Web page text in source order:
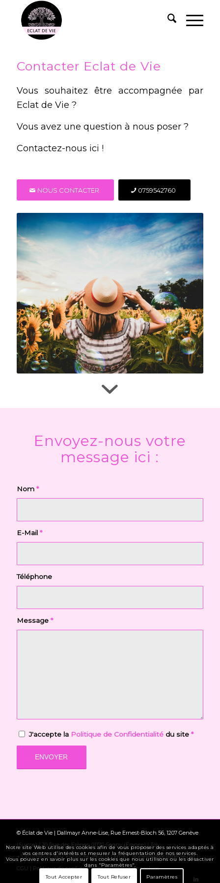
Contacter Eclat de Vie
Vous souhaitez être accompagnée par
Eclat de Vie ?
Vous avez une question à nous poser ?
Contactez-nous ici !
NOUS CONTACTER 0759542760
Envoyez-nous votre
message ici :
Nom *
E-Mail *
Téléphone
Message *
J'accepte la Politique de Confidentialitédu site *
© Éclat de Vie | Dallmayr Anne-Lise, Rue Ernest-Bloch 56, 1207 Genève
(Suisse) / 30 Rue des Frênes, 01170 Segny (France) | Tél :
+33(0)759542760 / +41(0)766286403 | Email : annelise@eclatdevie.net |
CGU | Politique de confidentialité|Politique de cookies
Notre site Web utilise des cookies afin de vous proposer des services adaptés à
vos centres d'intérêts et mesurer la fréquentation de nos services.
Vous pouvez en savoir plus sur les cookies que nous utilisons ou les désactiver
dans "Paramètres".
Tout Accepter
Tout Refuser Paramètres